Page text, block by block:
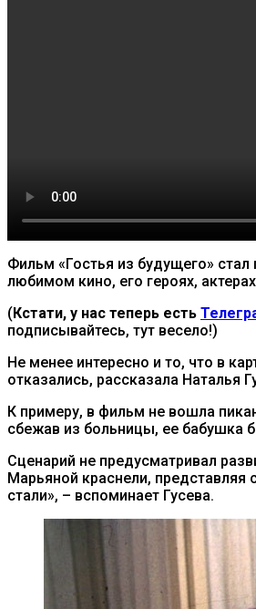
Фильм «Гостья из будущего»
любимом кино, его героях,
( Кстати, у нас теперь есть
подписывайтесь, тут весело!)
Не менее интересно и то, что в
отказались, рассказала Наталья
К примеру, в фильм не вошла
сбежав из больницы, ее бабушка
Сценарий не предусматривал
Марьяной краснели,
стали», – вспоминает Гусева.